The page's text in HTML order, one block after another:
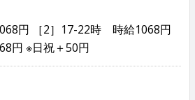
円 ［2］17-22時 時給1068円
円 ※日祝＋50円